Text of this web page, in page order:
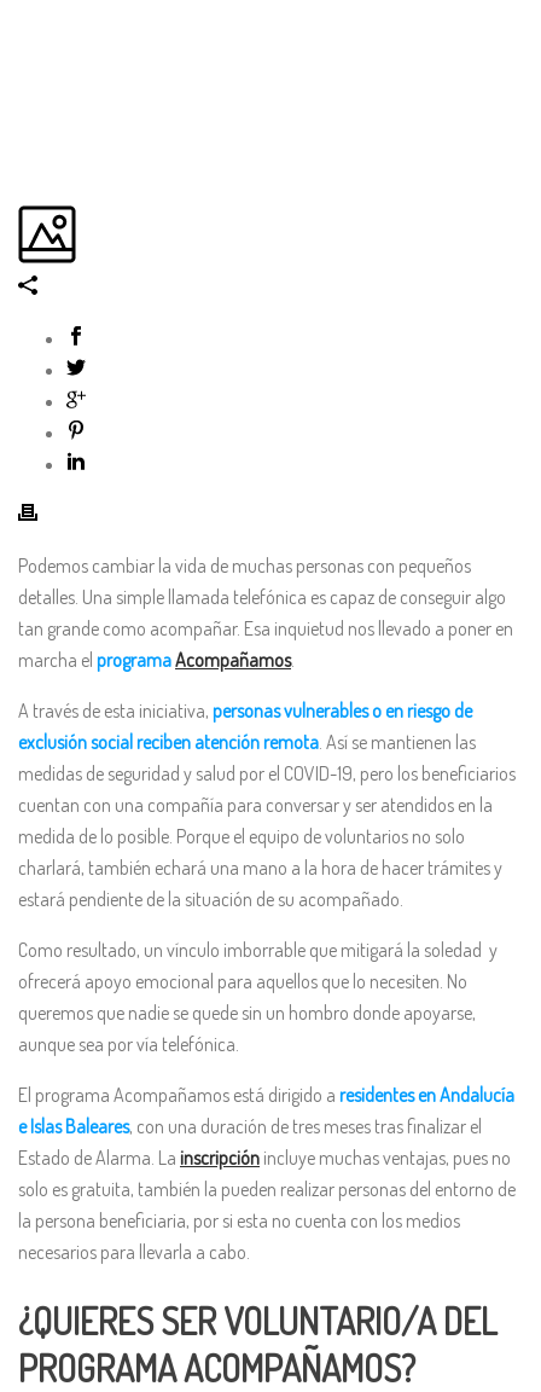
Podemos cambiar la vida de muchas personas con pequeños
detalles. Una simple llamada telefónica es capaz de conseguir algo
tan grande como acompañar. Esa inquietud nos llevado a poner en
marcha el programaAcompañamos.
A través de esta iniciativa, personas vulnerables o en riesgo de
exclusión social reciben atención remota. Así se mantienen las
medidas de seguridad y salud por el COVID-19, pero los beneficiarios
cuentan con una compañía para conversar y ser atendidos en la
medida de lo posible. Porque el equipo de voluntarios no solo
charlará, también echará una mano a la hora de hacer trámites y
estará pendiente de la situación de su acompañado.
Como resultado, un vínculo imborrable que mitigará la soledad y
ofrecerá apoyo emocional para aquellos que lo necesiten. No
queremos que nadie se quede sin un hombro donde apoyarse,
aunque sea por vía telefónica.
El programa Acompañamos está dirigido a residentes en Andalucía
e Islas Baleares, con una duración de tres meses tras finalizar el
Estado de Alarma. La inscripción incluye muchas ventajas, pues no
solo es gratuita, también la pueden realizar personas del entorno de
la persona beneficiaria, por si esta no cuenta con los medios
necesarios para llevarla a cabo.
¿QUIERES SER VOLUNTARIO/A DEL
PROGRAMA ACOMPAÑAMOS?